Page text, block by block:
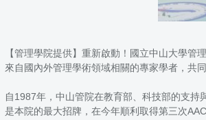
【管理學院提供】重新啟動！國立中山大學
來自國內外管理學術領域相關的專家學者，共
自1987年，中山管院在教育部、科技部的支
是本院的最大招牌，在今年順利取得第三次